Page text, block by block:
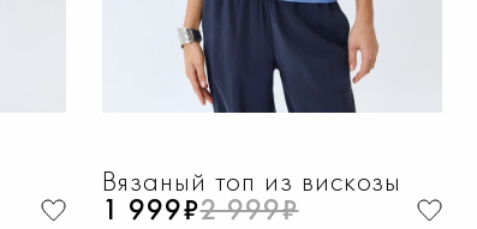
Вязаный топ из вискозы
1 999₽2 999₽